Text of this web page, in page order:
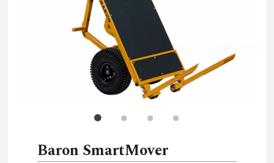
Baron SmartMover